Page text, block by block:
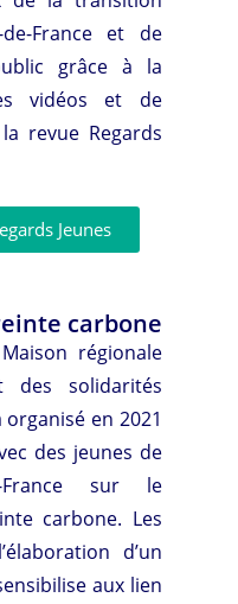
France et de
grâce à la
vidéos et de
revue Regards
Jeunes
carbone
régionale
des solidarités
organisé en 2021
des jeunes de
France sur le
carbone. Les
d’un
aux lien